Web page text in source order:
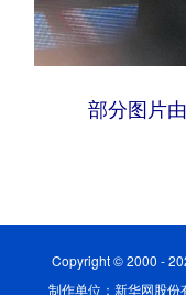
部分图片
Copyright © 2000 -
制作单位：新华网股